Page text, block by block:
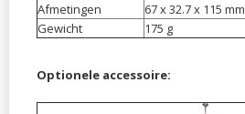
Afmetingen
67 x 32.7 x 115 mm
Gewicht
175 g
Optionele accessoire: